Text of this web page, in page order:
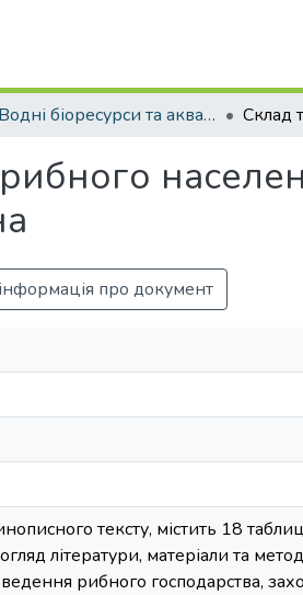
Водні біоресурси та аквакультура
про документ
тексту, містить 18
огляд літератури, матеріали та
рибного господарства,